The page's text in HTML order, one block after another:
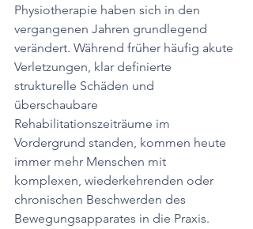
Physiotherapie haben sich in den
vergangenen Jahren grundlegend
verändert. Während früher häufig akute
Verletzungen, klar definierte
strukturelle Schäden und
überschaubare
Rehabilitationszeiträume im
Vordergrund standen, kommen heute
immer mehr Menschen mit
komplexen, wiederkehrenden oder
chronischen Beschwerden des
Bewegungsapparates in die Praxis.